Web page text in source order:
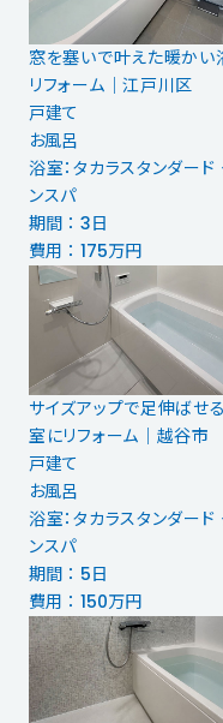
窓を塞いで叶えた暖かい
リフォーム｜江戸川区
戸建て
お風呂
浴室：タカラスタンダード
ンスパ
期間 ： 3日
費用 ： 175万円
サイズアップで足伸ばせ
室にリフォーム｜越谷市
戸建て
お風呂
浴室：タカラスタンダード
ンスパ
期間 ： 5日
費用 ： 150万円